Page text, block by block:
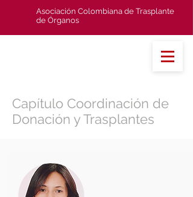
Asociación Colombiana de Trasplante
de Órganos
Capítulo Coordinación de
Donación y Trasplantes